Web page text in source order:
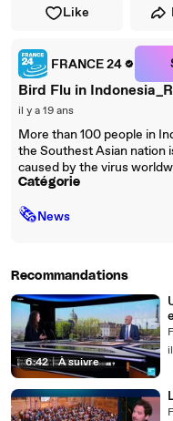
Like
FRANCE 24
Bird Flu in
il y a 19 ans
More than 100 people in
the Southest Asian nation
caused by the virus
Catégorie
🗞News
Recommandations
6:42 | À suivre
?